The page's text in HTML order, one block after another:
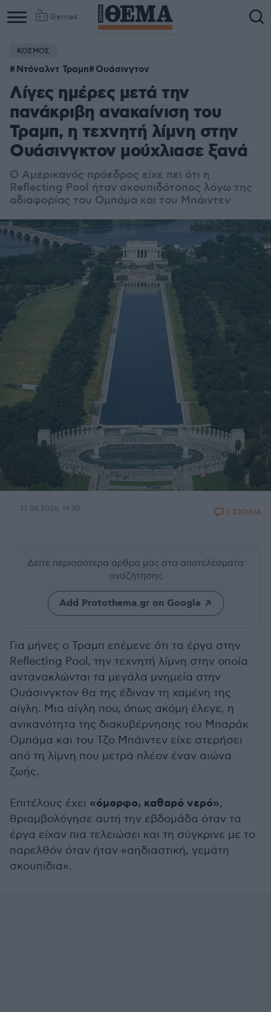
Games
ΚΟΣΜΟΣ
Ντόναλντ Τραμπ Ουάσινγτον
Λίγες ημέρες μετά την
πανάκριβη ανακαίνιση του
Τραμπ, η τεχνητή λίμνη στην
Ουάσινγκτον μούχλιασε ξανά
Ο Αμερικανός πρόεδρος είχε πει ότι η
Reflecting Pool ήταν σκουπιδότοπος λόγω της
αδιαφορίας του Ομπάμα και του Μπάιντεν
12.06.2026, 19:30 2 ΣΧΟΛΙΑ
Δείτε περισσότερα άρθρα μας στα αποτελέσματα
αναζήτησης
Add Protothema.gr on Google
Για μήνες ο Τραμπ επέμενε ότι τα έργα στην
Reflecting Pool, την τεχνητή λίμνη στην οποία
αντανακλώνται τα μεγάλα μνημεία στην
Ουάσινγκτον θα της έδιναν τη χαμένη της
αίγλη. Μια αίγλη που, όπως ακόμη έλεγε, η
ανικανότητα της διακυβέρνησης του Μπαράκ
Ομπάμα και του Τζο Μπάιντεν είχε στερήσει
από τη λίμνη που μετρά πλέον έναν αιώνα
ζωής.
Επιτέλους έχει «όμορφο, καθαρό νερό»,
θριαμβολόγησε αυτή την εβδομάδα όταν τα
έργα είχαν πια τελειώσει και τη σύγκρινε με το
παρελθόν όταν ήταν «αηδιαστική, γεμάτη
σκουπίδια».